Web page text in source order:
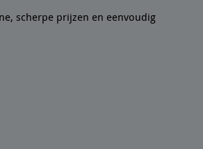
scherpe prijzen en eenvoudig